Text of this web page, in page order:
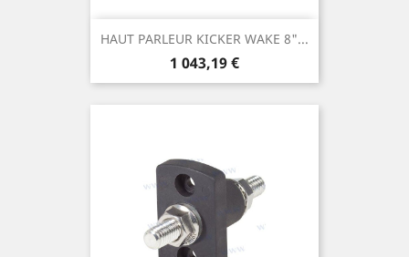
HAUT PARLEUR KICKER WAKE 8"...
Prix
1 043,19 €